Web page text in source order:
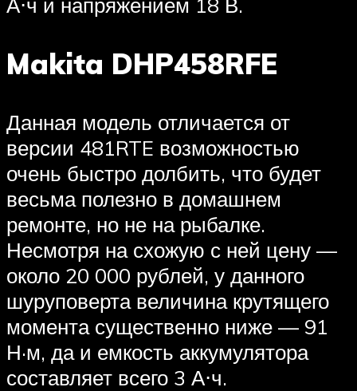
Makita DHP458RFE
Данная модель отличается от
версии 481RTE возможностью
очень быстро долбить, что будет
весьма полезно в домашнем
ремонте, но не на рыбалке.
Несмотря на схожую с ней цену —
около 20 000 рублей, у данного
шуруповерта величина крутящего
момента существенно ниже — 91
Н·м, да и емкость аккумулятора
составляет всего 3 А⋅ч.